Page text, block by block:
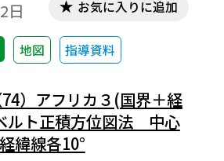
日
地図 指導資料
お気に入りに追加
74）アフリカ３(国界＋経
ルト正積方位図法 中心
緯線各10°